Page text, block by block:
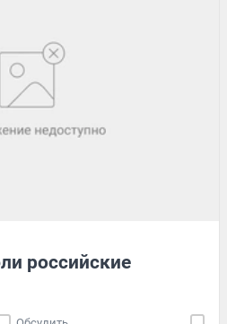
российские